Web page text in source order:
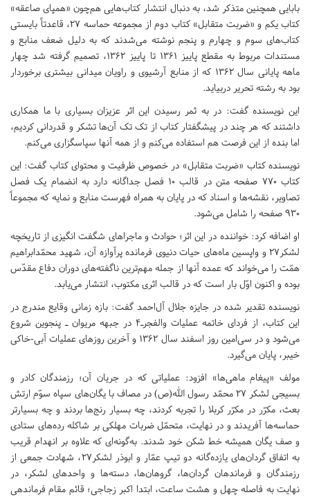
بابایی همچنین متذکر شد، به دنبال انتشار کتاب‌هایی هم‌چون «همپای صاعقه»
کتاب یکم و «ضربت متقابل» کتاب دوم از مجموعه حماسه 27، قاعدتاً بایستی
کتاب‌های سوم و چهارم و پنجم نوشته می‌شدند که به دلیل ضعف منابع و
مستندات مربوط به مقطع پاییز 1361 تا پاییز 1362، تصمیم گرفته شد چهار
ماهه پایانی سال 1362 که از منابع آرشیوی و راویان میدانی بیشتری برخوردار
بود به رشته تحریر دربیاید.
این نویسنده گفت: در به ثمر رسیدن این اثر عزیزان بسیاری با ما همکاری
داشتند که هر چند در پیشگفتار کتاب از تک تک آن‌ها تشکر و قدردانی کردیم،
اما بنده از این فرصت هم استفاده می‌کنم و از همه‌ آنها سپاسگزاری می‌‌کنم.
نویسنده کتاب «ضربت متقابل» در خصوص ظرفیت و محتوای کتاب گفت: این
کتاب 770 صفحه‌ متن در قالب 10 فصل جداگانه دارد به انضمام یک فصل
تصاویر، نقشه‌ها و اسناد که در پایان به همراه فهرست منابع و نمایه که مجموعاً
930 صفحه را شامل می‌شود.
او اضافه کرد: خواننده در این اثر؛ حوادث و ماجراهای شگفت انگیزی از تاریخچه‌
لشکر27 و واپسین ماه‌های حیات دنیوی فرمانده پرآوازه‌ آن، شهید محمّدابراهیم
همّت را می‌خواند که عمده‌ آنها از جمله مهم‌ترین ناگفته‌های دوران دفاع مقدّس
بوده و اکنون اوّل بار است که در قالب اثری مکتوب، انتشار می‌یابد.
نویسنده تقدیر شده در جایزه جلال آل‌احمد گفت: بازه‌ زمانی وقایع مندرج در
این کتاب، از فردای خاتمه‌ عملیات والفجرـ4 در جبهه‌ مریوان ـ پنجوین شروع
می‌شود و در سی‌امین روز اسفند سال 1362 و آخرین روزهای عملیات آبی-خاکی
خیبر، پایان می‌گیرد.
مولف «پیغام ماهی‌ها» افزود: عملیاتی که در جریان آن؛ رزمندگان کادر و
بسیجی لشکر 27 محمّد رسول الله(ص) در مصاف با یگان‌های سپاه سوّم ارتش
بعث، مکرّر در مکرّر کربلا را تجربه کردند، چه بسیار رنج‌ها بردند و چه بسیارتر
حماسه‌ها آفریدند و در نهایت، متحمّل ضربات مهلکی بر شاکله‌ رده‌های ستادی
و صف یگان همیشه خط شکن خود شدند. به‌گونه‌ای که علاوه بر انهدام قریب
به اتفاق گردان‌های یازده‌گانه‌ دو تیپ عمّار و ابوذر لشکر27، شهادت جمعی از
رزمندگان و فرماندهان گردان‌ها، گروهان‌ها، دسته‌ها و واحدهای لشکر، در
نهایت به فاصله‌ چهل و هشت ساعت، ابتدا اکبر زجاجی؛ قائم مقام فرماندهی